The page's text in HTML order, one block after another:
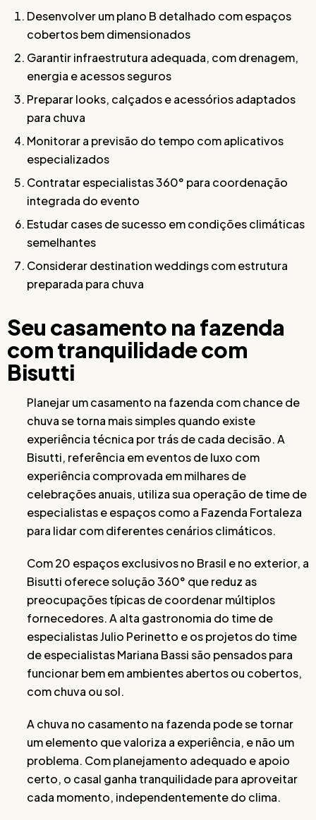
Desenvolver um plano B detalhado com espaços
cobertos bem dimensionados
Garantir infraestrutura adequada, com drenagem,
energia e acessos seguros
Preparar looks, calçados e acessórios adaptados
para chuva
Monitorar a previsão do tempo com aplicativos
especializados
Contratar especialistas 360° para coordenação
integrada do evento
Estudar cases de sucesso em condições climáticas
semelhantes
Considerar destination weddings com estrutura
preparada para chuva
Seu casamento na fazenda
com tranquilidade com
Bisutti
Planejar um casamento na fazenda com chance de
chuva se torna mais simples quando existe
experiência técnica por trás de cada decisão. A
Bisutti, referência em eventos de luxo com
experiência comprovada em milhares de
celebrações anuais, utiliza sua operação de time de
especialistas e espaços como a Fazenda Fortaleza
para lidar com diferentes cenários climáticos.
Com 20 espaços exclusivos no Brasil e no exterior, a
Bisutti oferece solução 360° que reduz as
preocupações típicas de coordenar múltiplos
fornecedores. A alta gastronomia do time de
especialistas Julio Perinetto e os projetos do time
de especialistas Mariana Bassi são pensados para
funcionar bem em ambientes abertos ou cobertos,
com chuva ou sol.
A chuva no casamento na fazenda pode se tornar
um elemento que valoriza a experiência, e não um
problema. Com planejamento adequado e apoio
certo, o casal ganha tranquilidade para aproveitar
cada momento, independentemente do clima.